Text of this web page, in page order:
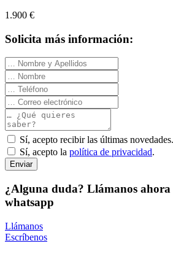
1.900 €
Solicita más información:
Sí, acepto recibir las últimas novedades.
Sí, acepto la política de privacidad.
Enviar
¿Alguna duda? Llámanos ahora
whatsapp
Llámanos
Escríbenos